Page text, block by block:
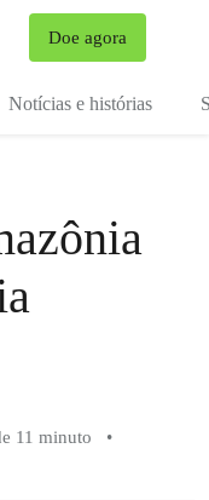
Doe agora
Notícias e histórias
11 minuto
•